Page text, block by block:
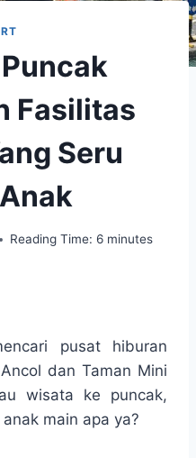
Fasilitas
Seru
Reading Time: 6 minutes
pusat hiburan
dan Taman Mini
wisata ke puncak,
main apa ya?